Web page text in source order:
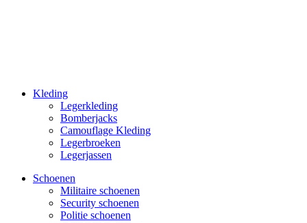
Kleding
Legerkleding
Bomberjacks
Camouflage Kleding
Legerbroeken
Legerjassen
Schoenen
Militaire schoe­nen
Security schoenen
Politie schoenen